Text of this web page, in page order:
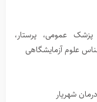
عمومی، پرستار،
علوم آزمایشگاهی
شهریار